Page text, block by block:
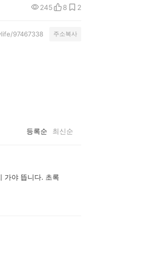
245 8 2
97467338 주소복사
등록순 최신순
가야 뜹니다. 초록